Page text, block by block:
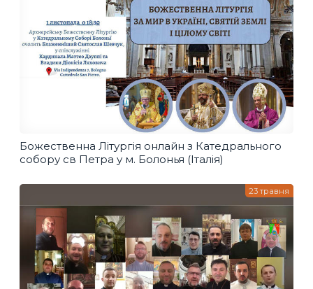
Божественна Літургія онлайн з Катедрального
собору св Петра у м. Болонья (Італія)
23 травня